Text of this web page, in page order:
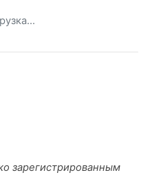
зарегистрированным